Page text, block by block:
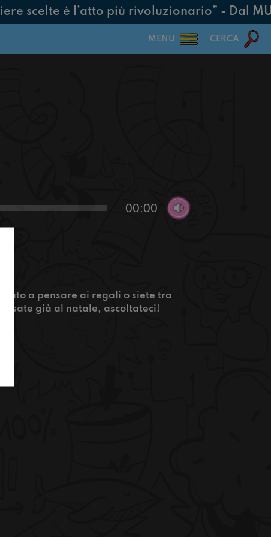
scelte è l’atto più rivoluzionario”-Dal
MENU CERCA
00:00
a pensare ai regali o siete tra
già al natale, ascoltateci!